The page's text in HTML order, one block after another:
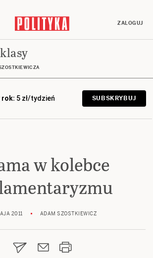
ZALOGUJ
rok: 5 zł/tydzień SUBSKRYBUJ
w kolebce
2011 ADAM SZOSTKIEWICZ